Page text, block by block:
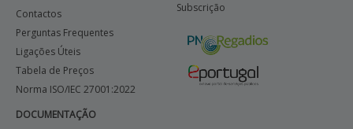
Contactos
Perguntas Frequentes
Ligações Úteis
Tabela de Preços
Norma ISO/IEC 27001:2022
DOCUMENTAÇÃO
Subscrição